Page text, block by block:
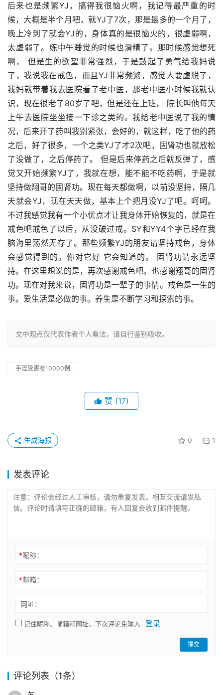
后来也是频繁YJ，搞得我很恼火啊，我记得最严重的时
候，大概是半个月吧，就YJ了7次，那是最多的一个月了，
晚上冷到了就会YJ的，身体真的是很恼火的，很虚弱啊，
太虚弱了。练中午睡觉的时候也滑精了。那时候感觉想死
啊， 但是生的欲望非常强烈，于是鼓起了勇气给我妈说
了，我说我在戒色，而且YJ非常频繁，感觉人要虚脱了，
我妈就带着我去医院看了老中医，那老中医小时候我就认
识，现在很老了80岁了吧，但是还在上班， 院长叫他每天
上午去医院坐坐接一下诊之类的。我给老中医说了我的情
况，后来开了药叫我别紧张，会好的，就这样，吃了他的药
之后，好了很多，一个之类YJ了才2次吧，固肾功也就放松
了没做了，之后停药了。 但是后来停药之后就反弹了，感
觉又开始频繁YJ了，我就在想，能不能不吃药啊，于是就
坚持做翔哥的固肾功。现在每天都做啊，以前没坚持，隔几
天就会YJ，现在天天做，基本上个把月没YJ了吧。呵呵。
不过我感觉我有一个小优点才让我身体开始恢复的，就是在
戒色吧戒色了以后，从没破过戒。SY和YY4个字已经在我
脑海里荡然无存了。那些频繁YJ的朋友请坚持戒色，身体
会感觉得到的。你对它好 它会知道的。 固肾功请永远坚
持。在这里想说的是，再次感谢戒色吧。也感谢翔哥的固肾
功。现在对我来说，固肾功是一辈子的事情。戒色是一生的
事。爱生活是必做的事。养生是不断学习和探索的事。
文中观点仅代表作者个人看法，请自行鉴别吸收。
手淫受害者10000例
赞 (17)
0 1
生成海报
发表评论
*昵称：
*邮箱：
网址：
记住昵称、邮箱和网址，下次评论免输入 登录
提交
评论列表（1条）